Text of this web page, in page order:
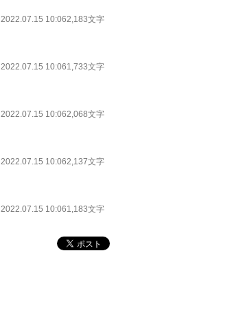
2022.07.15 10:062,183文字
2022.07.15 10:061,733文字
2022.07.15 10:062,068文字
2022.07.15 10:062,137文字
2022.07.15 10:061,183文字